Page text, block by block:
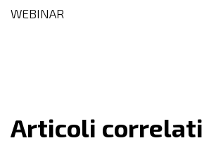
WEBINAR
Articoli correlati